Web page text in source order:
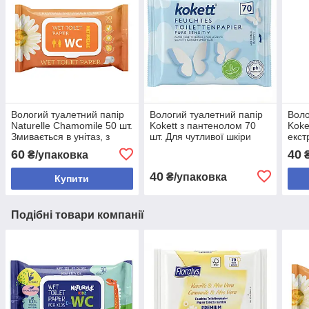
Вологий туалетний папір
Naturelle Сhamomile 50 шт.
Змивається в унітаз, з
60 ₴/упаковка
Купити
Вологий туалетний папір
Kokett з пантенолом 70
шт. Для чутливої шкіри
40₴/упаковка
40
Подібні товари компанії